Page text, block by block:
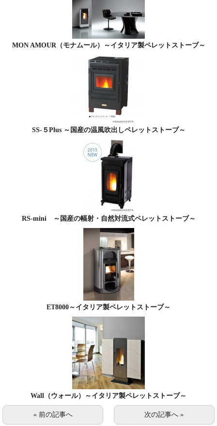
MON AMOUR（モナムール）～イタリア製ペレットストーブ～
SS-５Plus ～国産の温風吹出しペレットストーブ～
RS-mini ～国産の幅射・自然対流式ペレットストーブ～
ET8000～イタリア製ペレットストーブ～
Wall（ウォール）～イタリア製ペレットストーブ～
« 前の記事へ 次の記事へ »